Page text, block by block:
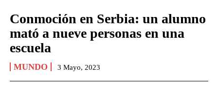
Conmoción en Serbia: un alumno
mató a nueve personas en una
escuela
MUNDO 3 Mayo, 2023